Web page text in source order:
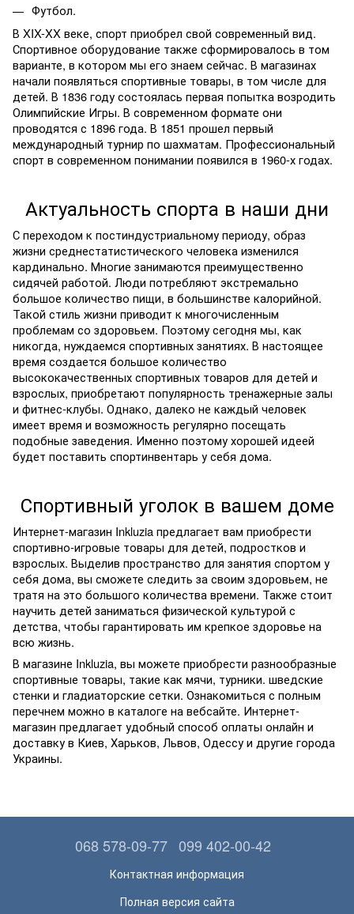
Футбол.
В XIX-XX веке, спорт приобрел свой современный вид.
Спортивное оборудование также сформировалось в том
варианте, в котором мы его знаем сейчас. В магазинах
начали появляться спортивные товары, в том числе для
детей. В 1836 году состоялась первая попытка возродить
Олимпийские Игры. В современном формате они
проводятся с 1896 года. В 1851 прошел первый
международный турнир по шахматам. Профессиональный
спорт в современном понимании появился в 1960-х годах.
Актуальность спорта в наши дни
С переходом к постиндустриальному периоду, образ
жизни среднестатистического человека изменился
кардинально. Многие занимаются преимущественно
сидячей работой. Люди потребляют экстремально
большое количество пищи, в большинстве калорийной.
Такой стиль жизни приводит к многочисленным
проблемам со здоровьем. Поэтому сегодня мы, как
никогда, нуждаемся спортивных занятиях. В настоящее
время создается большое количество
высококачественных спортивных товаров для детей и
взрослых, приобретают популярность тренажерные залы
и фитнес-клубы. Однако, далеко не каждый человек
имеет время и возможность регулярно посещать
подобные заведения. Именно поэтому хорошей идеей
будет поставить спортинвентарь у себя дома.
Спортивный уголок в вашем доме
Интернет-магазин Inkluzia предлагает вам приобрести
спортивно-игровые товары для детей, подростков и
взрослых. Выделив пространство для занятия спортом у
себя дома, вы сможете следить за своим здоровьем, не
тратя на это большого количества времени. Также стоит
научить детей заниматься физической культурой с
детства, чтобы гарантировать им крепкое здоровье на
всю жизнь.
В магазине Inkluzia, вы можете приобрести разнообразные
спортивные товары, такие как мячи, турники. шведские
стенки и гладиаторские сетки. Ознакомиться с полным
перечнем можно в каталоге на вебсайте. Интернет-
магазин предлагает удобный способ оплаты онлайн и
доставку в Киев, Харьков, Львов, Одессу и другие города
Украины.
068 578-09-77 099 402-00-42
Контактная информация
Полная версия сайта